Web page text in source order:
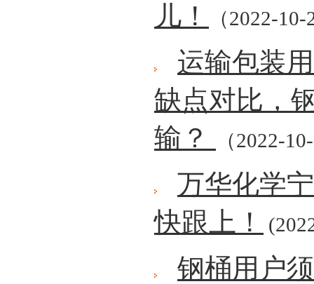
儿！
（2022-
运输包装
缺点对比，
输？
（2022-
万华化学
快跟上！
钢桶用户